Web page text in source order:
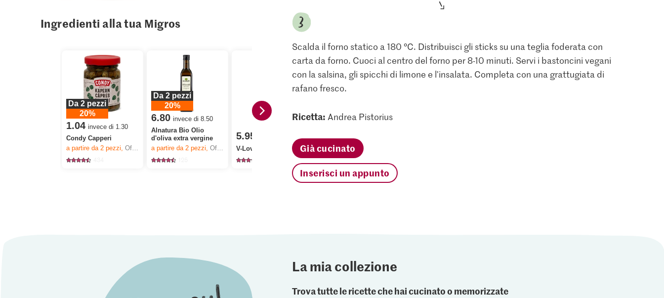
Ingredienti alla tua Migros
Da 2 pezzi
20%
1.04 invece di 1.30
Condy Capperi
a partire da 2pezzi,Offerta valida solo dal 6.8 al 12.8.2026, fino a esaurimento dello stock.
Da 2 pezzi
20%
6.80 invece di 8.50
Alnatura Bio Olio
d'oliva extra vergine
a partire da 2pezzi,Offerta valida solo dal 6.8 al 12.8.2026, fino a esaurimento dello stock.
5.95
V-Love Sea Style Sticks
Anna's Best
Barbabietole cotte
533
Scalda il forno statico a 180 °C. Distribuisci gli sticks su una teglia foderata con
carta da forno. Cuoci al centro del forno per 8-10 minuti. Servi i bastoncini vegani
con la salsina, gli spicchi di limone e l'insalata. Completa con una grattugiata di
rafano fresco.
Ricetta: Andrea Pistorius
Già cucinato
Inserisci un appunto
La mia collezione
Trova tutte le ricette che hai cucinato o memorizzate